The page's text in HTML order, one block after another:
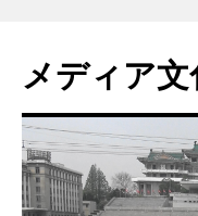
テ
ン
へ
ス
キ
ッ
プ
メディア